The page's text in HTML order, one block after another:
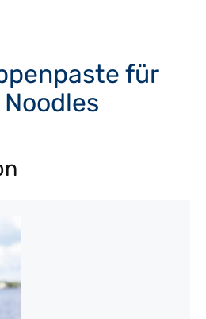
für